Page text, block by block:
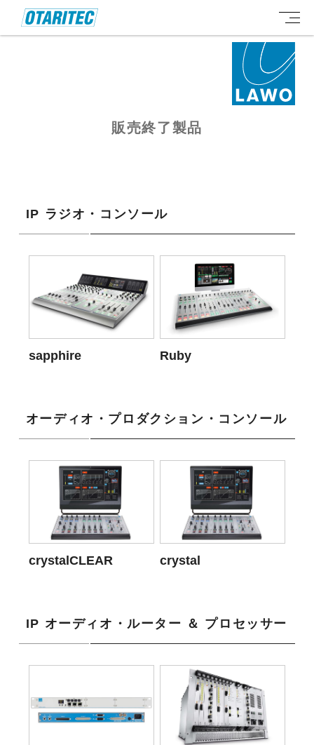
販売終了製品
IP ラジオ・コンソール
sapphire Ruby
オーディオ・プロダクション・コンソール
crystalCLEAR crystal
IP オーディオ・ルーター ＆ プロセッサー